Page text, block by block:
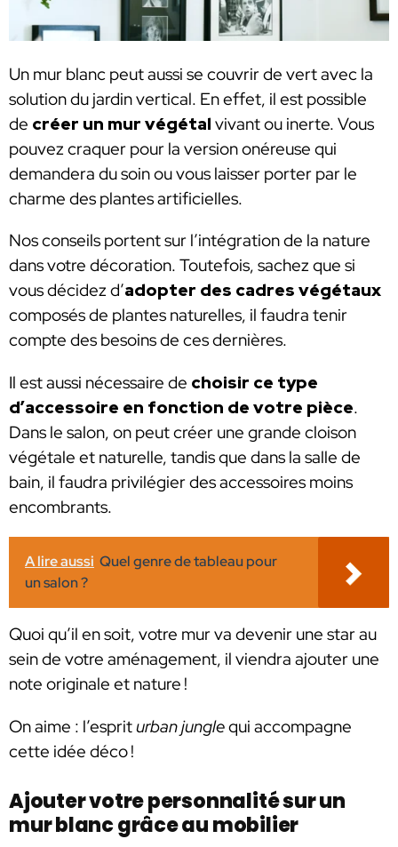
Un mur blanc peut aussi se couvrir de vert avec la
solution du jardin vertical. En effet, il est possible
de créer un mur végétal vivant ou inerte. Vous
pouvez craquer pour la version onéreuse qui
demandera du soin ou vous laisser porter par le
charme des plantes artificielles.
Nos conseils portent sur l’intégration de la nature
dans votre décoration. Toutefois, sachez que si
vous décidez d’adopter des cadres végétaux
composés de plantes naturelles, il faudra tenir
compte des besoins de ces dernières.
Il est aussi nécessaire de choisir ce type
d’accessoire en fonction de votre pièce.
Dans le salon, on peut créer une grande cloison
végétale et naturelle, tandis que dans la salle de
bain, il faudra privilégier des accessoires moins
encombrants.
A lire aussi Quel genre de tableau pour
un salon ?
Quoi qu’il en soit, votre mur va devenir une star au
sein de votre aménagement, il viendra ajouter une
note originale et nature !
On aime : l’espriturban junglequi accompagne
cette idée déco !
Ajouter votre personnalité sur un
mur blanc grâce au mobilier